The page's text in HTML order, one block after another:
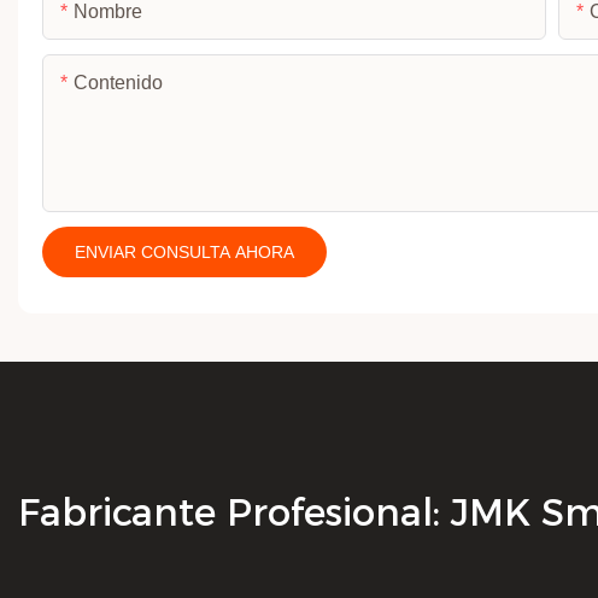
Nombre
Contenido
ENVIAR CONSULTA AHORA
Fabricante Profesional: JMK